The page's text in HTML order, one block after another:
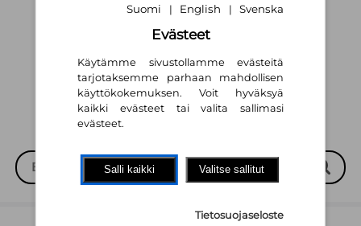
Suomi | English | Svenska
Evästeet
Käytämme sivustollamme evästeitä
tarjotaksemme parhaan mahdollisen
käyttökokemuksen. Voit hyväksyä
kaikki evästeet tai valita sallimasi
evästeet.
Salli kaikki Valitse sallitut
Tietosuojaseloste